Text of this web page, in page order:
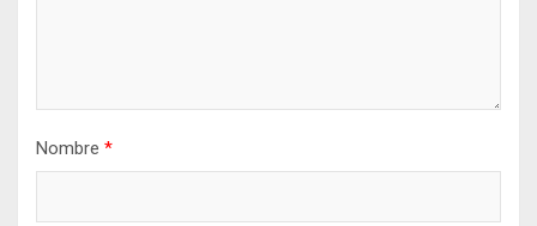
Nombre *